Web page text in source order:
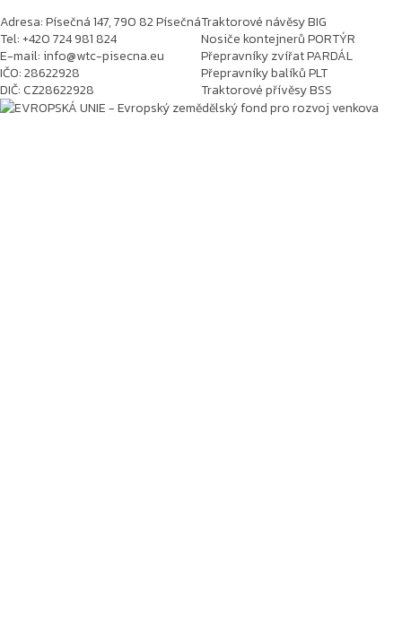
Adresa: Písečná 147, 790 82 Písečná
Tel: +420 724 981 824
E-mail: info@wtc-pisecna.eu
IČO: 28622928
DIČ: CZ28622928
Traktorové návěsy BIG
Nosiče kontejnerů PORTÝR
Přepravníky zvířat PARDÁL
Přepravníky balíků PLT
Traktorové přívěsy BSS